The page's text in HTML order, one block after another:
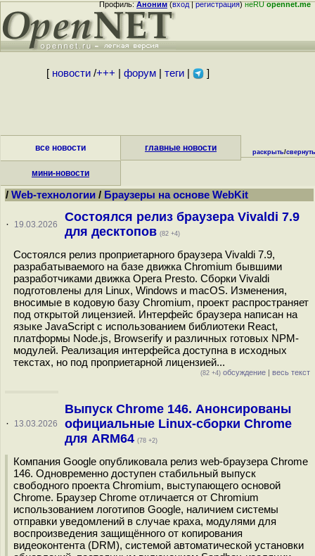
Профиль:Аноним(вход|регистрация)неRUopennet.me
[ новости/+++ форум| теги| ]
все новости главные новости
мини-новости
раскрыть/свернуть
/ Web-технологии / Браузеры на основе WebKit
· 19.03.2026
Состоялся релиз браузера Vivaldi 7.9
для десктопов (82 +4)
Состоялся релиз проприетарного браузера Vivaldi 7.9,
разрабатываемого на базе движка Chromium бывшими
разработчиками движка Opera Presto. Сборки Vivaldi
подготовлены для Linux, Windows и macOS. Изменения,
вносимые в кодовую базу Chromium, проект распространяет
под открытой лицензией. Интерфейс браузера написан на
языке JavaScript с использованием библиотеки React,
платформы Node.js, Browserify и различных готовых NPM-
модулей. Реализация интерфейса доступна в исходных
текстах, но под проприетарной лицензией...
(82 +4) обсуждение | весь текст
· 13.03.2026
Выпуск Chrome 146. Анонсированы
официальные Linux-сборки Chrome
для ARM64 (78 +2)
Компания Google опубликовала релиз web-браузера Chrome
146. Одновременно доступен стабильный выпуск
свободного проекта Chromium, выступающего основой
Chrome. Браузер Chrome отличается от Chromium
использованием логотипов Google, наличием системы
отправки уведомлений в случае краха, модулями для
воспроизведения защищённого от копирования
видеоконтента (DRM), системой автоматической установки